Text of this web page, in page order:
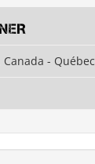
Canada - Québec